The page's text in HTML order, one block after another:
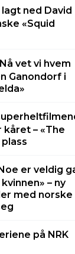
ned David
«Squid
Nå vet vi hvem
Ganondorf i
– «The
er veldig
– ny
med norske
på NRK